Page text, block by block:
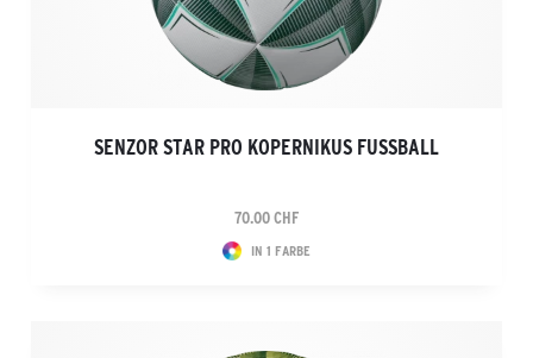
SENZOR STAR PRO KOPERNIKUS FUSSBALL
70.00 CHF
IN 1 FARBE